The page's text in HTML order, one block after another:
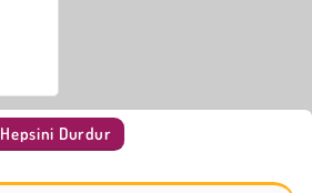
Hepsini Durdur